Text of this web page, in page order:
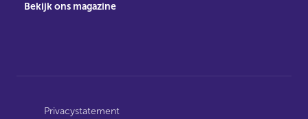
Bekijk ons magazine
Privacystatement